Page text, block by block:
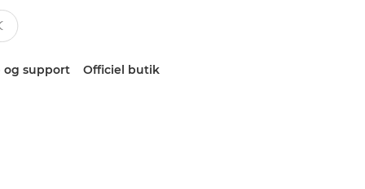
support Officiel butik